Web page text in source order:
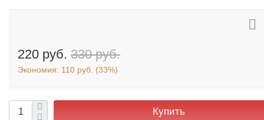
220 руб. 330 руб.
Экономия: 110 руб. (33%)
Купить